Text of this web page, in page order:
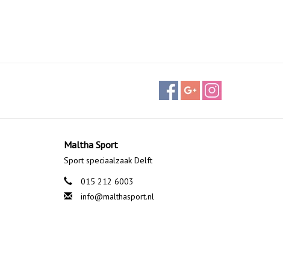
Maltha Sport
Sport speciaalzaak Delft
015 212 6003
info@malthasport.nl